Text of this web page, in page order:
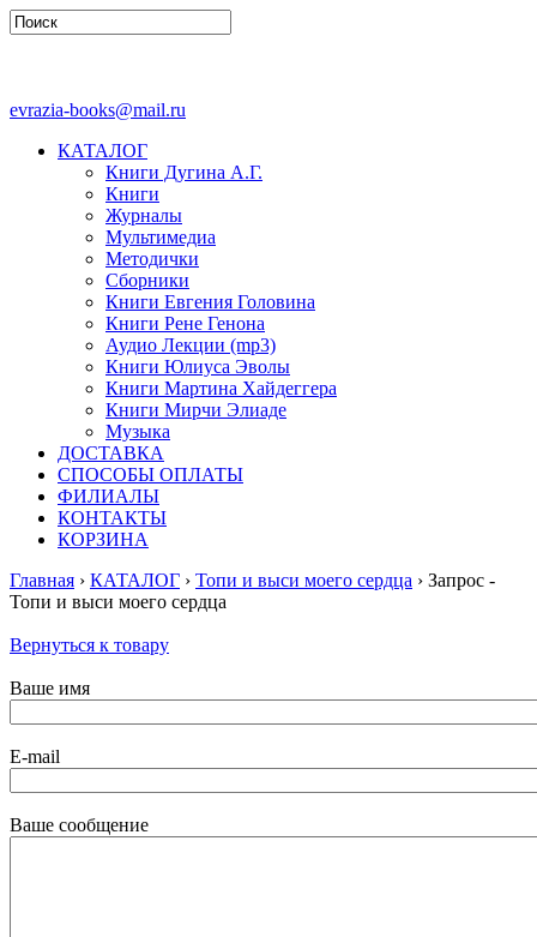
evrazia-books@mail.ru
КАТАЛОГ
Книги Дугина А.Г.
Книги
Журналы
Мультимедиа
Методички
Сборники
Книги Евгения Головина
Книги Рене Генона
Аудио Лекции (mp3)
Книги Юлиуса Эволы
Книги Мартина Хайдеггера
Книги Мирчи Элиаде
Музыка
ДОСТАВКА
СПОСОБЫ ОПЛАТЫ
ФИЛИАЛЫ
КОНТАКТЫ
КОРЗИНА
Главная › КАТАЛОГ › Топи и выси моего сердца › Запрос -
Топи и выси моего сердца
Вернуться к товару
Ваше имя
E-mail
Ваше сообщение